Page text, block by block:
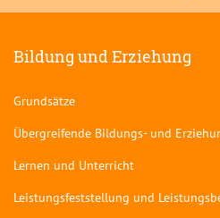
Bildung und Erziehung
Grundsätze
Übergreifende Bildungs- und
Lernen und Unterricht
Leistungsfeststellung und